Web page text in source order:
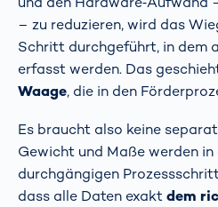
– zu reduzieren, wird das
Schritt durchgeführt, in dem
erfasst werden. Das
Waage, die in den
Es braucht also keine
Gewicht und Maße werden in
durchgängigen
dass alle Daten exaktdem